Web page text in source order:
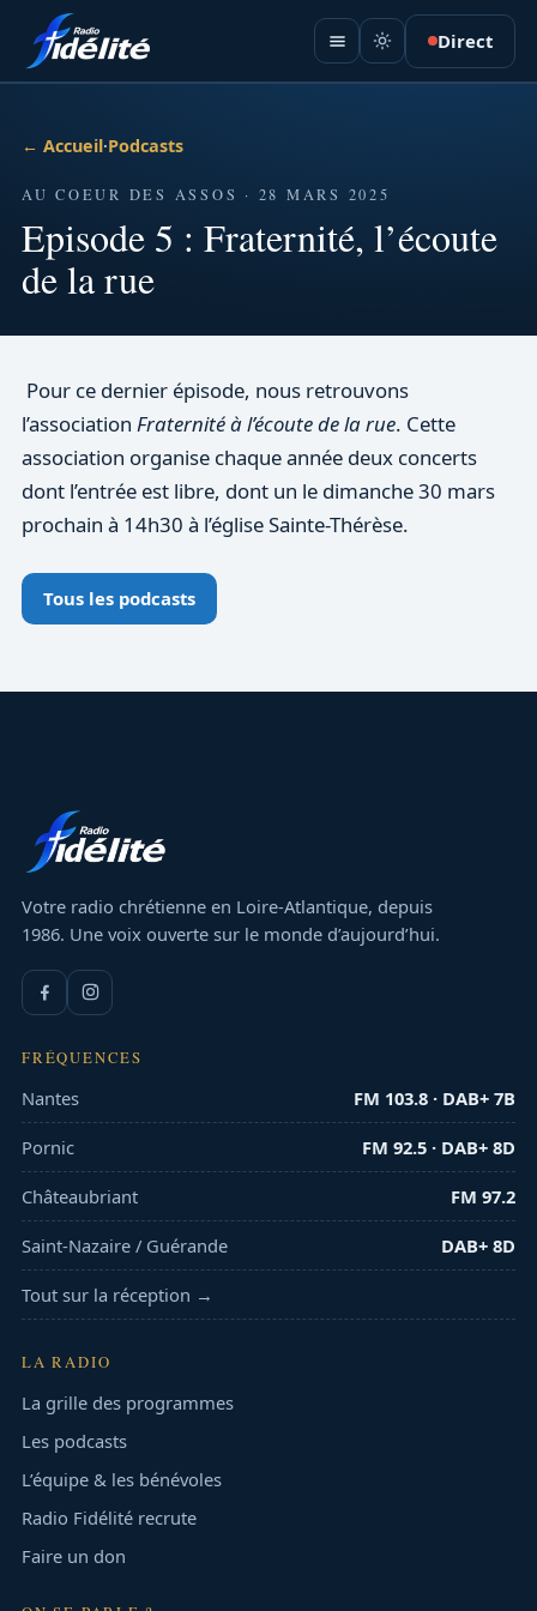
Direct
← Accueil·Podcasts
AU COEUR DES ASSOS · 28 MARS 2025
Episode 5 : Fraternité, l’écoute
de la rue
Pour ce dernier épisode, nous retrouvons
l’association Fraternité à l’écoute de la rue. Cette
association organise chaque année deux concerts
dont l’entrée est libre, dont un le dimanche 30 mars
prochain à 14h30 à l’église Sainte-Thérèse.
Tous les podcasts
Votre radio chrétienne en Loire-Atlantique, depuis
1986. Une voix ouverte sur le monde d’aujourd’hui.
FRÉQUENCES
Nantes FM 103.8 · DAB+ 7B
Pornic FM 92.5 · DAB+ 8D
Châteaubriant FM 97.2
Saint-Nazaire / Guérande DAB+ 8D
Tout sur la réception →
LA RADIO
La grille des programmes
Les podcasts
L’équipe & les bénévoles
Radio Fidélité recrute
Faire un don